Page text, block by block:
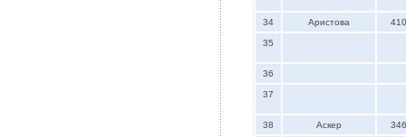
34 Аристова
35
36
37
38 Аскер